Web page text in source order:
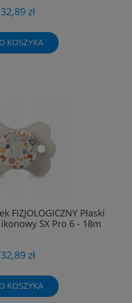
32,89 zł
KOSZYKA
FIZJOLOGICZNY Płaski
SX Pro 6 - 18m
32,89 zł
KOSZYKA